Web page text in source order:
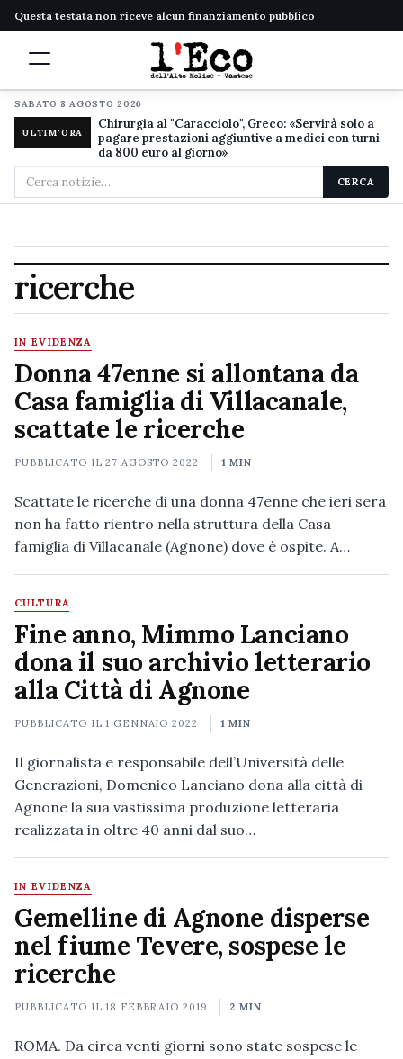
Questa testata non riceve alcun finanziamento pubblico
SABATO 8 AGOSTO 2026
ULTIM'ORA
Chirurgia al "Caracciolo", Greco: «Servirà solo a
pagare prestazioni aggiuntive a medici con turni
da 800 euro al giorno»
Cerca
nel
CERCA
ricerche
IN EVIDENZA
Donna 47enne si allontana da
Casa famiglia di Villacanale,
scattate le ricerche
PUBBLICATO IL27 AGOSTO 2022 1 MIN
Scattate le ricerche di una donna 47enne che ieri sera
non ha fatto rientro nella struttura della Casa
famiglia di Villacanale (Agnone) dove è ospite. A…
CULTURA
Fine anno, Mimmo Lanciano
dona il suo archivio letterario
alla Città di Agnone
PUBBLICATO IL1 GENNAIO 2022 1 MIN
Il giornalista e responsabile dell’Università delle
Generazioni, Domenico Lanciano dona alla città di
Agnone la sua vastissima produzione letteraria
realizzata in oltre 40 anni dal suo…
IN EVIDENZA
Gemelline di Agnone disperse
nel fiume Tevere, sospese le
ricerche
PUBBLICATO IL18 FEBBRAIO 2019 2 MIN
ROMA. Da circa venti giorni sono state sospese le